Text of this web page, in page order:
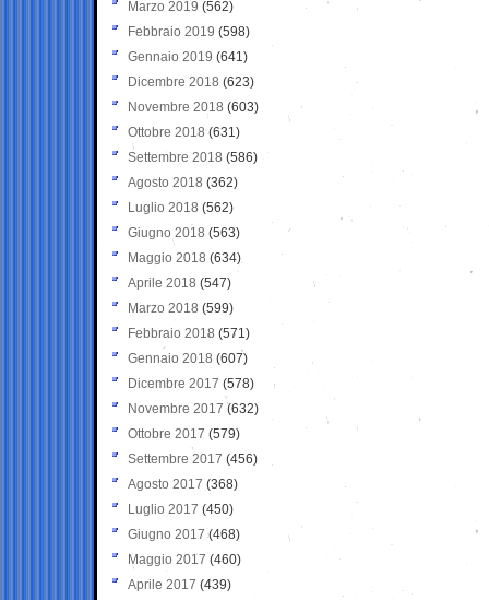
Marzo 2019 (562)
Febbraio 2019 (598)
Gennaio 2019 (641)
Dicembre 2018 (623)
Novembre 2018 (603)
Ottobre 2018 (631)
Settembre 2018 (586)
Agosto 2018 (362)
Luglio 2018 (562)
Giugno 2018 (563)
Maggio 2018 (634)
Aprile 2018 (547)
Marzo 2018 (599)
Febbraio 2018 (571)
Gennaio 2018 (607)
Dicembre 2017 (578)
Novembre 2017 (632)
Ottobre 2017 (579)
Settembre 2017 (456)
Agosto 2017 (368)
Luglio 2017 (450)
Giugno 2017 (468)
Maggio 2017 (460)
Aprile 2017 (439)